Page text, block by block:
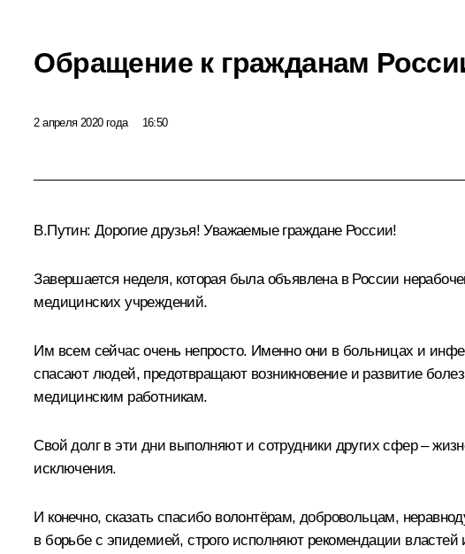
Обращение к гражданам
2 апреля 2020 года 16:50
В.Путин: Дорогие друзья! Уважаемые граждане России!
Завершается неделя, которая была объявлена в России
медицинских учреждений.
Им всем сейчас очень непросто. Именно они в больницах и
спасают людей, предотвращают возникновение и развитие
медицинским работникам.
Свой долг в эти дни выполняют и сотрудники других сфер –
исключения.
И конечно, сказать спасибо волонтёрам, добровольцам,
в борьбе с эпидемией, строго исполняют рекомендации